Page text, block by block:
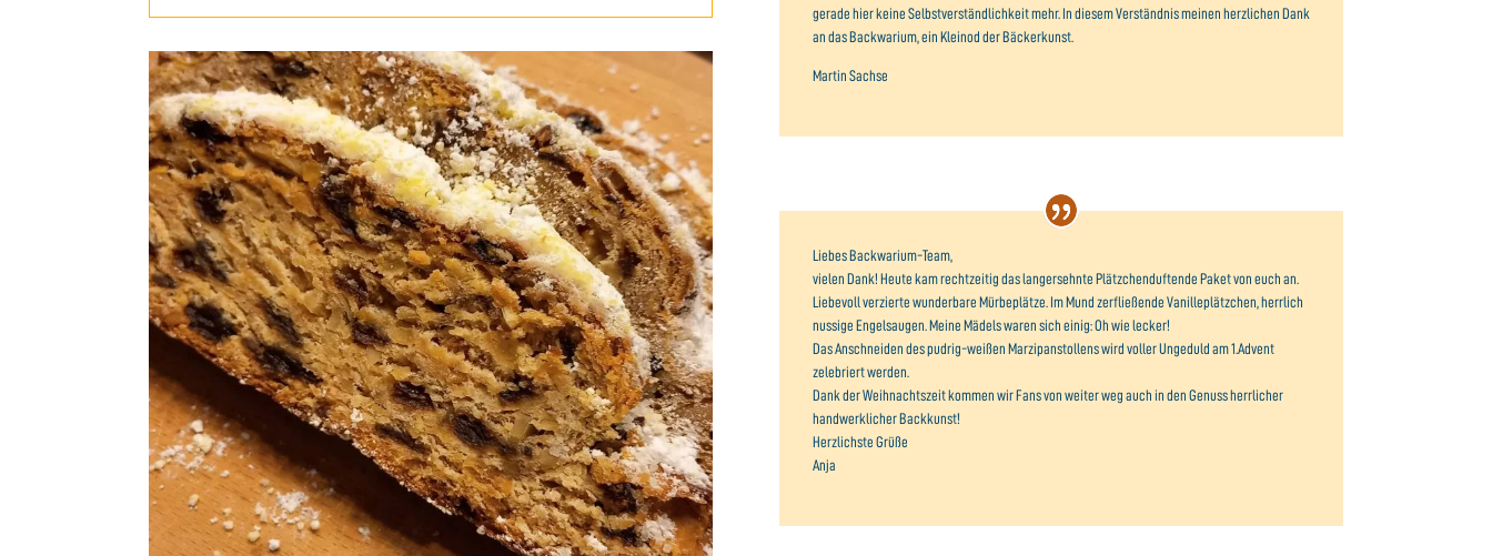
gerade hier keine Selbstverständlichkeit mehr. In diesem Verständnis meinen herzlichen Dank
an das Backwarium, ein Kleinod der Bäckerkunst.
Martin Sachse
Liebes Backwarium-Team,
vielen Dank! Heute kam rechtzeitig das langersehnte Plätzchenduftende Paket von euch an.
Liebevoll verzierte wunderbare Mürbeplätze. Im Mund zerfließende Vanilleplätzchen, herrlich
nussige Engelsaugen. Meine Mädels waren sich einig: Oh wie lecker!
Das Anschneiden des pudrig-weißen Marzipanstollens wird voller Ungeduld am 1.Advent
zelebriert werden.
Dank der Weihnachtszeit kommen wir Fans von weiter weg auch in den Genuss herrlicher
handwerklicher Backkunst!
Herzlichste Grüße
Anja